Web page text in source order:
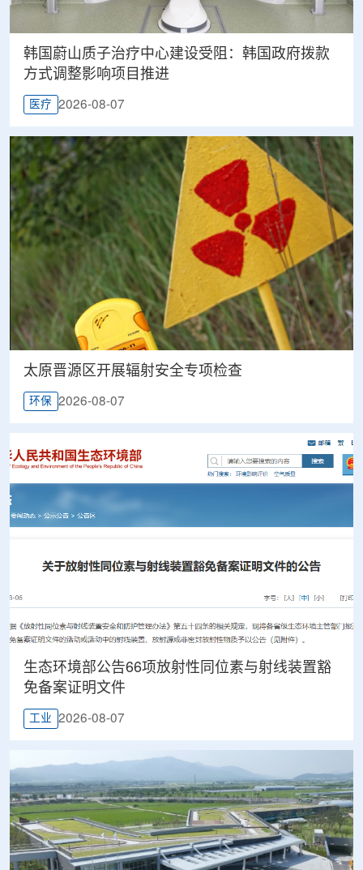
韩国蔚山质子治疗中心建设受阻：韩国政府拨款
方式调整影响项目推进
医疗 2026-08-07
太原晋源区开展辐射安全专项检查
环保 2026-08-07
生态环境部公告66项放射性同位素与射线装置豁
免备案证明文件
工业 2026-08-07